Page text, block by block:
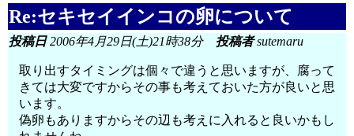
Re:セキセイインコの卵について
投稿日2006年4月29日(土)21時38分 投稿者sutemaru
取り出すタイミングは個々で違うと思いますが、腐って
きては大変ですからその事も考えておいた方が良いと思
います。
偽卵もありますからその辺も考えに入れると良いかもし